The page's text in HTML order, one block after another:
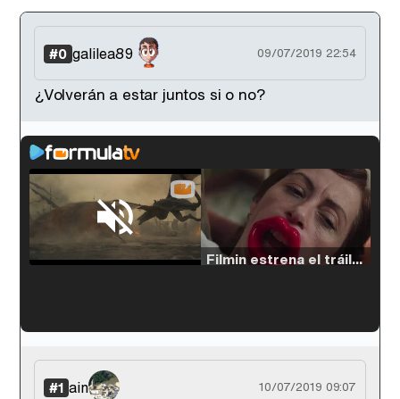
#0 galilea89 09/07/2019 22:54
¿Volverán a estar juntos si o no?
Unmute Filmin estrena el tráiler de 'Millennial Mal', su nueva comedia universitaria de la mano de Lorena Iglesias
'120 Minutos' celebra sus 2.000 programas en Telemadrid con un vídeo del día a día en la redacción
#1 ain 10/07/2019 09:07